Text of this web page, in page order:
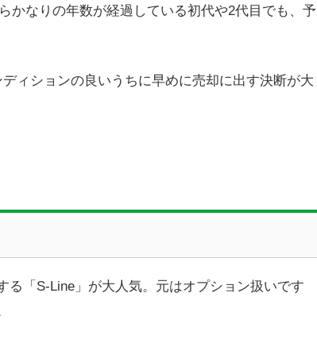
かなりの年数が経過している初代や2代目でも、予
ィションの良いうちに早めに売却に出す決断が大
「S-Line」が大人気。元はオプション扱いです